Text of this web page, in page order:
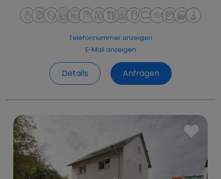
Telefonnummer anzeigen
E-Mail anzeigen
Details Anfragen